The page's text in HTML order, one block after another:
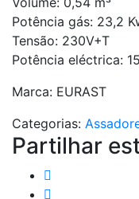
Potência gás: 23,2
Tensão: 230V+T
Potência eléctrica:
Marca: EURAST
Categorias:
Partilhar